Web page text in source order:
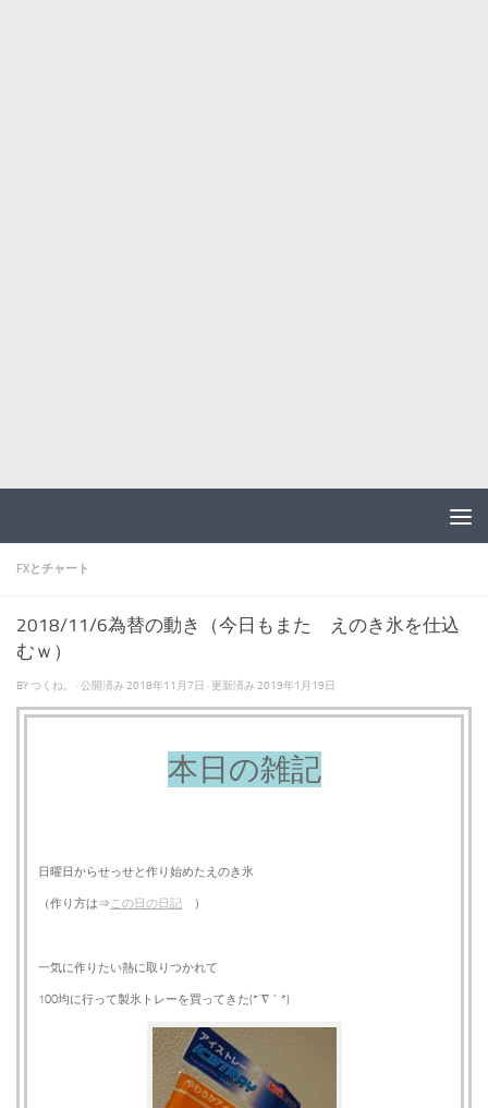
FXとチャート
2018/11/6為替の動き（今日もまた えのき氷を仕込
むｗ）
BYつくね。 · 公開済み 2018年11月7日 · 更新済み 2019年1月19日
本日の雑記
日曜日からせっせと作り始めたえのき氷
（作り方は⇒この日の日記 ）
一気に作りたい熱に取りつかれて
100均に行って製氷トレーを買ってきた(*´∇｀*)